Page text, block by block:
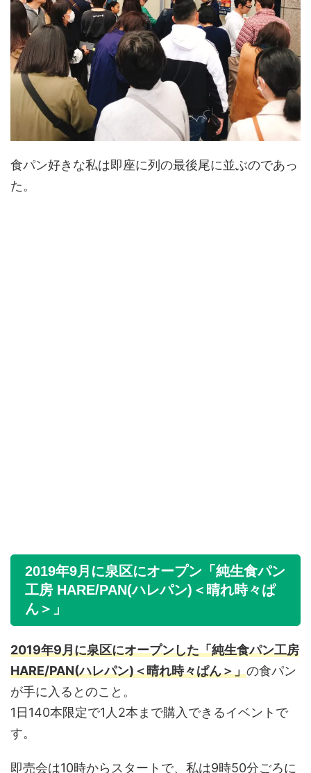
食パン好きな私は即座に列の最後尾に並ぶのであっ
た。
2019年9月に泉区にオープン「純生食パン
工房 HARE/PAN(ハレパン)＜晴れ時々ぱ
ん＞」
2019年9月に泉区にオープンした「純生食パン工房
HARE/PAN(ハレパン)＜晴れ時々ぱん＞」の食パン
が手に入るとのこと。
1日140本限定で1人2本まで購入できるイベントで
す。
即売会は10時からスタートで、私は9時50分ごろに